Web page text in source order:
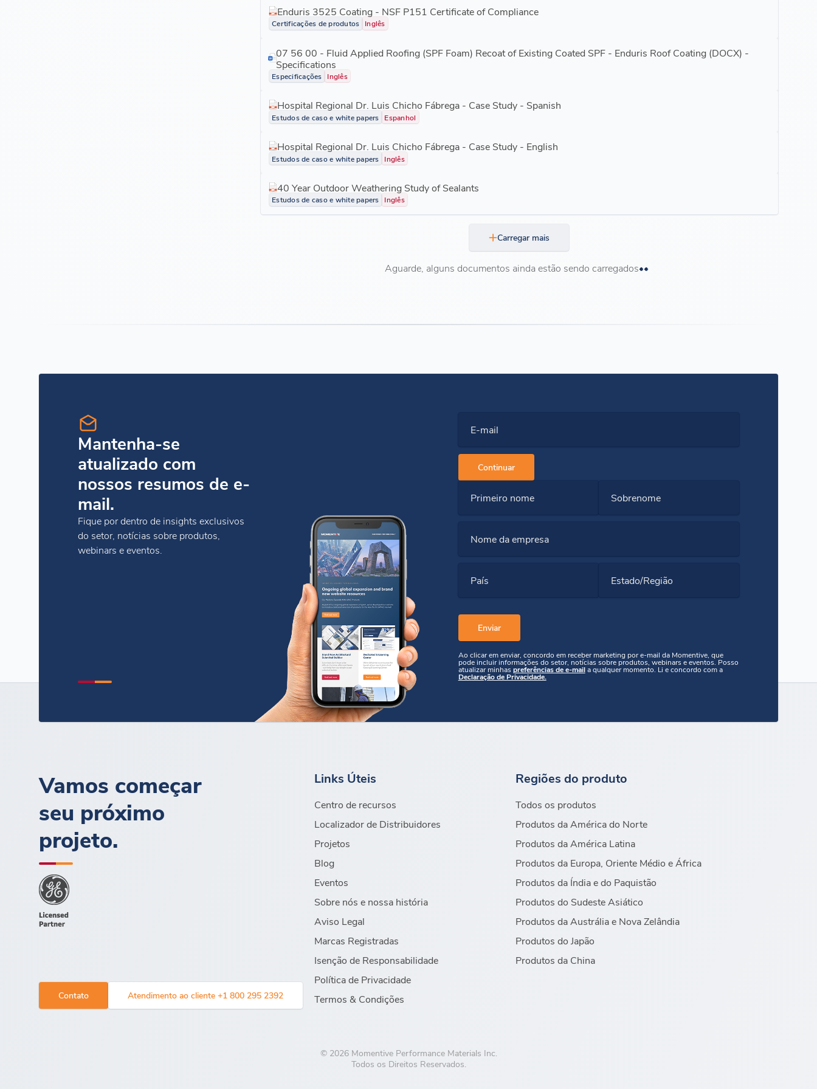
Enduris 3525 Coating - NSF P151 Certificate of Compliance
Certificações de produtos Inglês
07 56 00 - Fluid Applied Roofing (SPF Foam) Recoat of Existing Coated SPF - Enduris Roof Coating (DOCX) -
Specifications
Especificações Inglês
Hospital Regional Dr. Luis Chicho Fábrega - Case Study - Spanish
Estudos de caso e white papers Espanhol
Hospital Regional Dr. Luis Chicho Fábrega - Case Study - English
Estudos de caso e white papers Inglês
40 Year Outdoor Weathering Study of Sealants
Estudos de caso e white papers Inglês
Carregar mais
Aguarde, alguns documentos ainda estão sendo carregados
Mantenha-se
atualizado com
nossos resumos de e-
mail.
Fique por dentro de insights exclusivos
do setor, notícias sobre produtos,
webinars e eventos.
E-mail
Continuar
Primeiro nome Sobrenome
Nome da empresa
País Estado/Região
Ao clicar em enviar, concordo em receber marketing por e-mail da Momentive, que
pode incluir informações do setor, notícias sobre produtos, webinars e eventos. Posso
atualizar minhaspreferências de e-maila qualquer momento. Li e concordo com a
Declaração de Privacidade.
Vamos começar
seu próximo
projeto.
Contato Atendimento ao cliente +1 800 295 2392
Links Úteis
Centro de recursos
Localizador de Distribuidores
Projetos
Blog
Eventos
Sobre nós e nossa história
Aviso Legal
Marcas Registradas
Isenção de Responsabilidade
Política de Privacidade
Termos & Condições
Regiões do produto
Todos os produtos
Produtos da América do Norte
Produtos da América Latina
Produtos da Europa, Oriente Médio e África
Produtos da Índia e do Paquistão
Produtos do Sudeste Asiático
Produtos da Austrália e Nova Zelândia
Produtos do Japão
Produtos da China
© 2026 Momentive Performance Materials Inc.
Todos os Direitos Reservados.